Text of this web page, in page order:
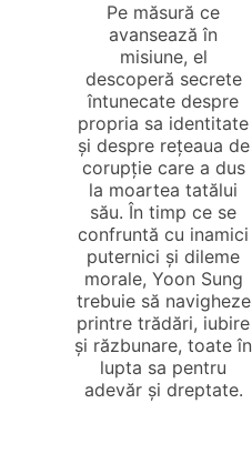
Pe măsură ce
avansează în
misiune, el
descoperă secrete
întunecate despre
propria sa identitate
și despre rețeaua de
corupție care a dus
la moartea tatălui
său. În timp ce se
confruntă cu inamici
puternici și dileme
morale, Yoon Sung
trebuie să navigheze
printre trădări, iubire
și răzbunare, toate în
lupta sa pentru
adevăr și dreptate.